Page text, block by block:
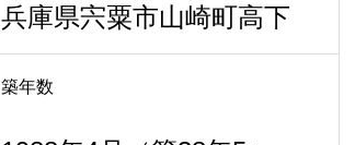
兵庫県宍粟市山崎町高下
築年数